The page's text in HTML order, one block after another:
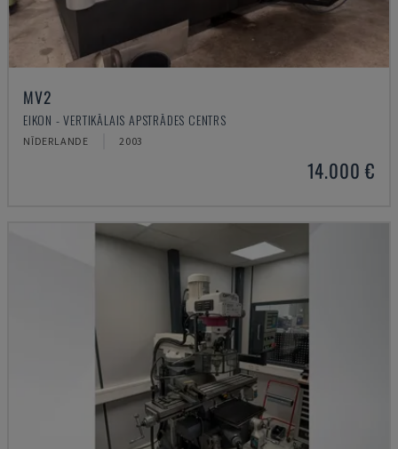
MV2
EIKON - VERTIKĀLAIS APSTRĀDES CENTRS
NĪDERLANDE 2003
14.000 €